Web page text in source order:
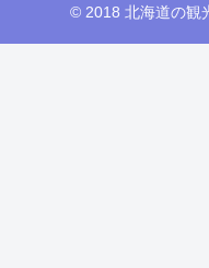
© 2018 北海道の観